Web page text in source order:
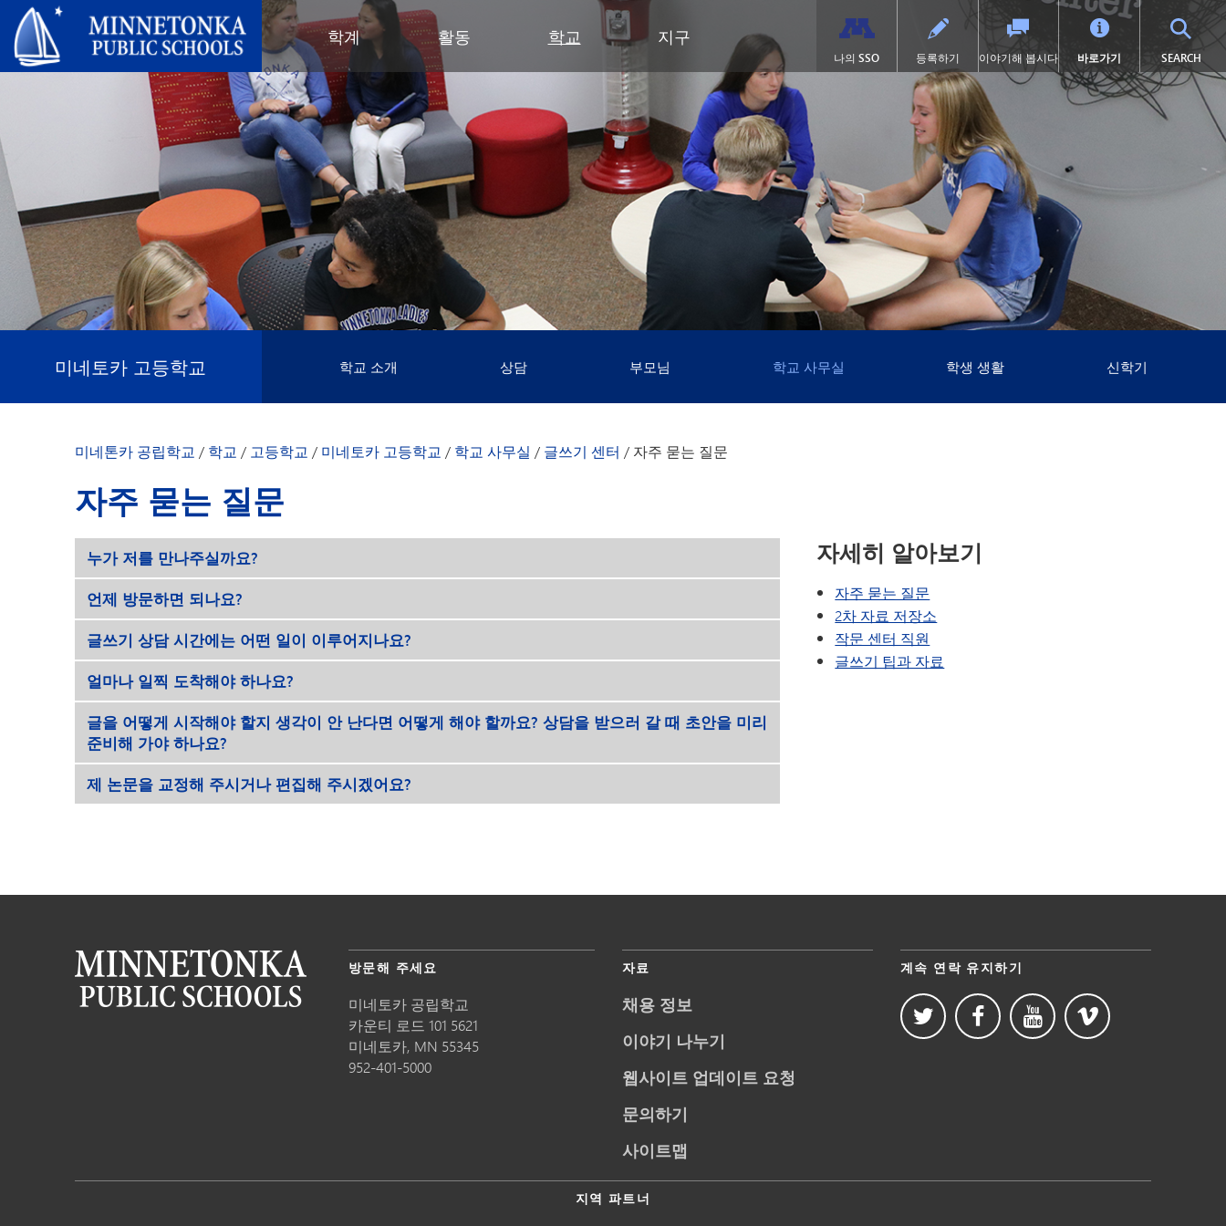
미네토카 공립학교
학계
지역 프로그램
심화 학습
컴퓨터 과학 및 코딩
디지털 헬스 & 웰니스
언어 몰입 교육
음악 설정
네비게이터 프로그램
올베우스(OLWEUS) 학교 폭력 예
방
톤카 온라인
유아기
영유아 건강 검진
유아기 가족 교육(ECFE)
유아 특수교육 (ECSE)
주니어 익스플로러 어린이집
미네토카 유치원
초등부 (유치원~5학년)
교육 과정
초등학생용 웹 링크
초등학교 미술 교육
몰입형 교육 과정 (유치원~5학년)
문해력 증진 계획
고등학교 (9~12학년)
학술적 수상 내역
대학 선이수 과정(AP)
졸업 요건
국제 바칼로레아(IB)
국제학
언어 몰입 교육 (9~12학년)
미네토카 연구소
주요 분야: 항공, 자동차, 건설
선장 일지 | MHS 과정 안내서
중학교 (6~8학년)
학술적 수상 내역
강좌 안내
언어 몰입 교육 (6~8학년)
활동
전 학군
우수성 기념 행사
봉사 기념 행사
지역사회 교육
목표를 가진 육아
‘더 푸른 미래를 위한’ 재사용 및 재
활용 행사
톤카가 제공합니다
초등학교
지역 합창단
톤카 과외
청소년 여가 활동
활동 - MME
활동 - MMW
고등학교 활동
동아리 및 특별 활동
문의하기
미네토카 합창단(새 창/탭에서 열림)
미네토카 밴드(새 창/탭에서 열림)
미네토카 오케스트라(새 창/탭에서 열림)
미네토카 극장(새 창/탭에서 열림)
등록(새 창/탭에서 열림)
고등학교 체육
달력
시설
자주 묻는 질문
연락처
등록(새 창/탭에서 열림)
스포츠
스포츠 소식
티켓
학교
지역사회 교육
미네토카 유치원 및 ECFE
탐험가 (보육)
청소년
성인 프로그램
초등학교
클리어 스프링스 초등학교
딥헤이븐 초등학교
엑셀시어 초등학교
그로브랜드 초등학교
미네와슈타 초등학교
스케닉 하이츠 초등학교
동부 중학교
웨스트 중학교
고등학교
미네토카 고등학교
전환 교육
SAIL 전환 프로그램
톤카 온라인
지구
리더십
연차 보고서
학군 정책
교육위원회
교육감
미네토카 학군 소개
지역 지도
(새 창/탭에서 열림)
사명, 신념 및 비전
학부모 및 학생 안내서
자랑스러운 점
직원 명단
부서
예산 및 재무
입찰 및 제안서 모집
커뮤니케이션
시설 이용 및 대관
인사
영양 서비스
재학생 및 일반 모집
안전 및 보안
교육과 학습
기술
후원회
사례
다이아몬드 클럽(새 창/탭에서 열림)
가족 협력 프로그램
미네토카 동창회
미네토카 재단
스키퍼스 후원회
톤카 CARES
톤카 프라이드
프로그램
1:1 아이패드 정보
제504조
학교 폭력 예방
디지털 헬스 & 웰니스
영어 학습자 (EL)
보건 서비스
집에 갇힌
맥키니-벤토 지원 대상 학생
미네톤카 아메리칸 인디언 교육
프로그램
나의 SSO 등록하기 이야기해 봅시다 바로가기 SEARCH
미네토카 고등학교 학교 소개
오늘의 공지사항(새 창/탭에서 열림)
직원 명단
상담
상담사
대본
부모님
MHS 등하교 안내
학교 사무실
미디어 센터 - 더 포트
글쓰기 센터
학생 생활
등록
학기 기말고사
학생 출판물
학생 자원 봉사
시험 및 평가
신학기
미네톤카 공립학교 / 학교 / 고등학교 / 미네토카 고등학교 / 학교 사무실 / 글쓰기 센터 / 자주 묻는 질문
자주 묻는 질문
누가 저를 만나주실까요?
언제 방문하면 되나요?
글쓰기 상담 시간에는 어떤 일이 이루어지나요?
얼마나 일찍 도착해야 하나요?
글을 어떻게 시작해야 할지 생각이 안 난다면 어떻게 해야 할까요? 상담을 받으러 갈 때 초안을 미리
준비해 가야 하나요?
제 논문을 교정해 주시거나 편집해 주시겠어요?
자세히 알아보기
자주 묻는 질문
2차 자료 저장소
작문 센터 직원
글쓰기 팁과 자료
방문해 주세요
미네토카 공립학교
카운티 로드 101 5621
미네토카, MN 55345
952-401-5000
자료
채용 정보
이야기 나누기
웹사이트 업데이트 요청
문의하기
사이트맵
계속 연락 유지하기
지역 파트너